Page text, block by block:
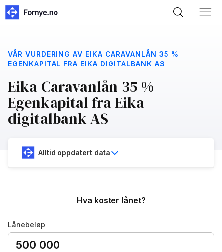
VÅR VURDERING AV EIKA CARAVANLÅN 35 %
EGENKAPITAL FRA EIKA DIGITALBANK AS
Eika Caravanlån 35 %
Egenkapital fra Eika
digitalbank AS
Alltid oppdatert data
Hva koster lånet?
Lånebeløp